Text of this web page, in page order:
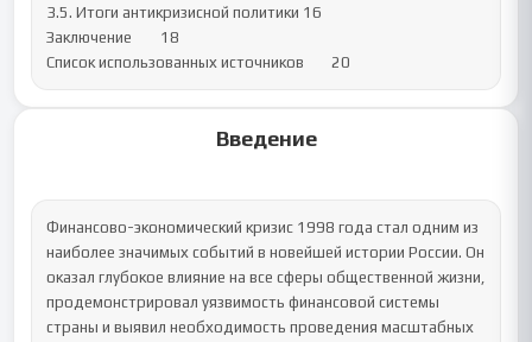
3.5. Итоги антикризисной политики	16
Заключение	18
Список использованных источников	20
Введение
Финансово-экономический кризис 1998 года стал одним из
наиболее значимых событий в новейшей истории России. Он
оказал глубокое влияние на все сферы общественной жизни,
продемонстрировал уязвимость финансовой системы
страны и выявил необходимость проведения масштабных